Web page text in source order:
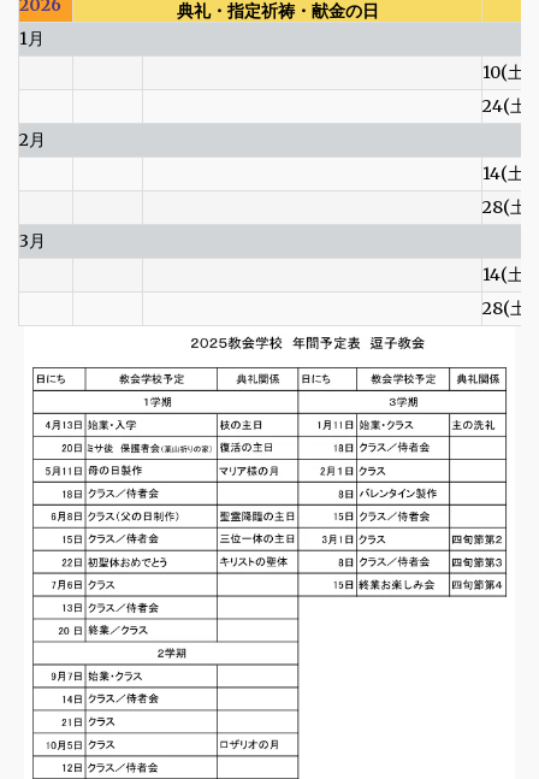
2026
典礼・指定祈祷・献金の日
1月
10(土)
24(土)
2月
14(土)
28(土)
3月
14(土)
28(土)